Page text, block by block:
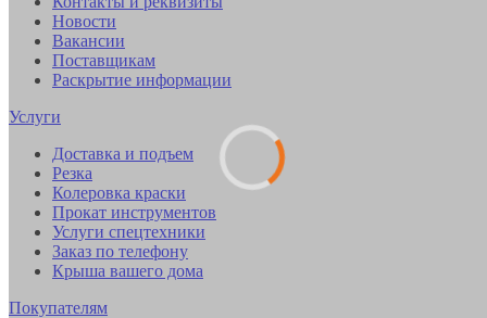
Новости
Вакансии
Поставщикам
Раскрытие информации
Услуги
Доставка и подъем
Резка
Колеровка краски
Прокат инструментов
Услуги спецтехники
Заказ по телефону
Крыша вашего дома
Покупателям